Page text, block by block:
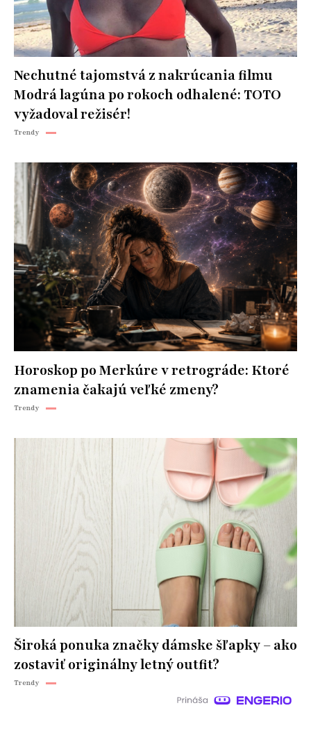
Nechutné tajomstvá z nakrúcania filmu
Modrá lagúna po rokoch odhalené: TOTO
vyžadoval režisér!
Trendy
Horoskop po Merkúre v retrográde: Ktoré
znamenia čakajú veľké zmeny?
Trendy
Široká ponuka značky dámske šľapky – ako
zostaviť originálny letný outfit?
Trendy